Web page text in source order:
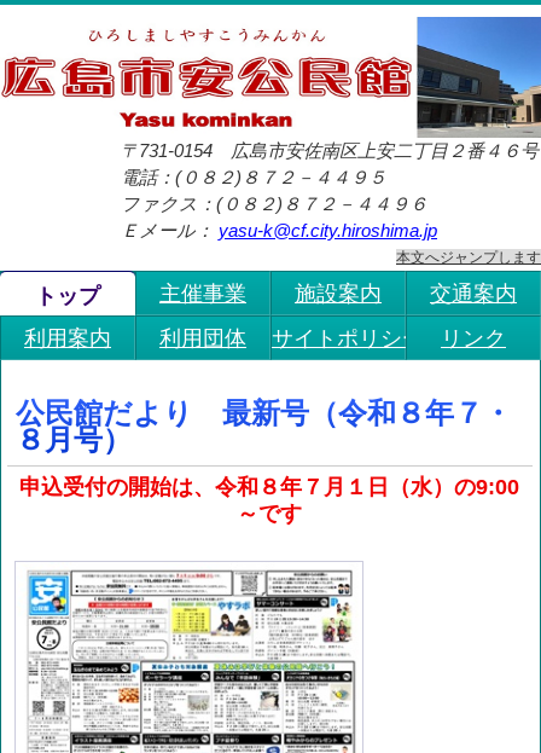
〒731-0154
広島市安佐南区上安二丁目２番４６号
電話：(０８２)８７２－４４９５
ファクス：(０８２)８７２－４４９６
Ｅメール： yasu-k@cf.city.hiroshima.jp
本文へジャンプします
トップ 主催事業 施設案内
交通案内
利用案内
利用団体 サイトポリシー リンク
公民館だより 最新号（令和８年７・
８月号）
申込受付の開始は、令和８年７月１日（水）の9:00
～です